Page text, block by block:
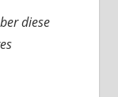
diese